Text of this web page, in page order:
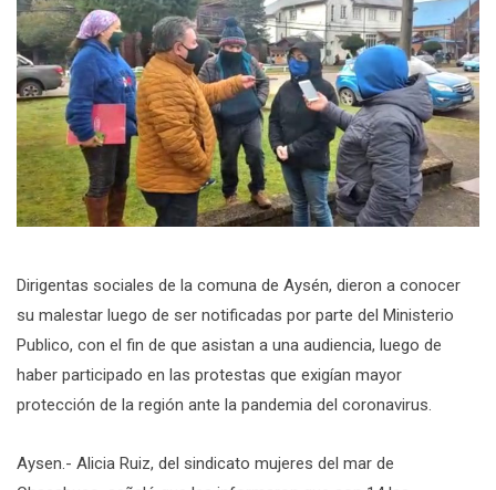
Dirigentas sociales de la comuna de Aysén, dieron a conocer
su malestar luego de ser notificadas por parte del Ministerio
Publico, con el fin de que asistan a una audiencia, luego de
haber participado en las protestas que exigían mayor
protección de la región ante la pandemia del coronavirus.
Aysen.- Alicia Ruiz, del sindicato mujeres del mar de